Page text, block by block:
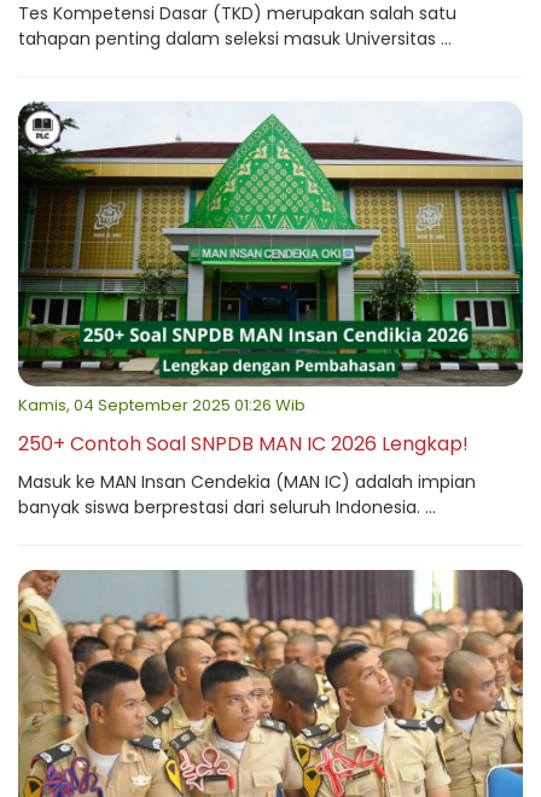
Tes Kompetensi Dasar (TKD) merupakan salah satu
tahapan penting dalam seleksi masuk Universitas ...
Kamis, 04 September 2025 01:26 Wib
250+ Contoh Soal SNPDB MAN IC 2026 Lengkap!
Masuk ke MAN Insan Cendekia (MAN IC) adalah impian
banyak siswa berprestasi dari seluruh Indonesia. ...